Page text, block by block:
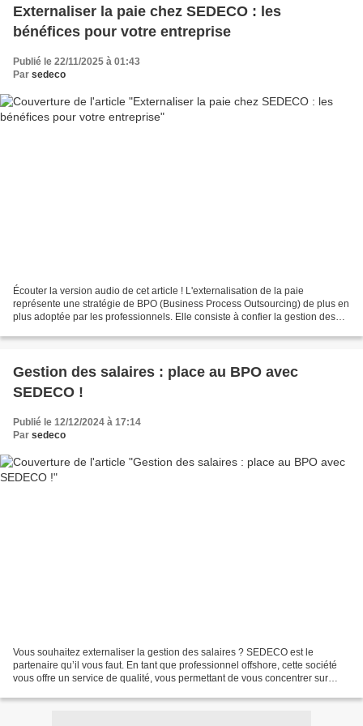
Externaliser la paie chez SEDECO : les
bénéfices pour votre entreprise
Publié le 22/11/2025 à 01:43
Par sedeco
Écouter la version audio de cet article ! L'externalisation de la paie
représente une stratégie de BPO (Business Process Outsourcing) de plus en
plus adoptée par les professionnels. Elle consiste à confier la gestion des
Gestion des salaires : place au BPO avec
SEDECO !
Publié le 12/12/2024 à 17:14
Par sedeco
Vous souhaitez externaliser la gestion des salaires ? SEDECO est le
partenaire qu’il vous faut. En tant que professionnel offshore, cette société
vous offre un service de qualité, vous permettant de vous concentrer sur